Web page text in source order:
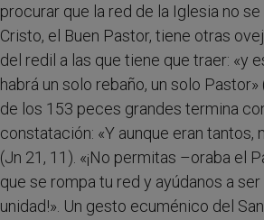
procurar que la red de la Iglesia no
Cristo, el Buen Pastor, tiene otras
del redil a las que tiene que traer: «y
habrá un solo rebaño, un solo
de los 153 peces grandes termina
constatación: «Y aunque eran tantos,
(Jn 21, 11). «¡No permitas –oraba el
que se rompa tu red y ayúdanos a
unidad!». Un gesto ecuménico del